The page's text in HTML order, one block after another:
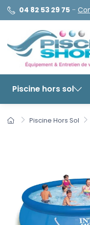
04 82 53 29 75 -
Piscine hors sol
Piscine Hors Sol